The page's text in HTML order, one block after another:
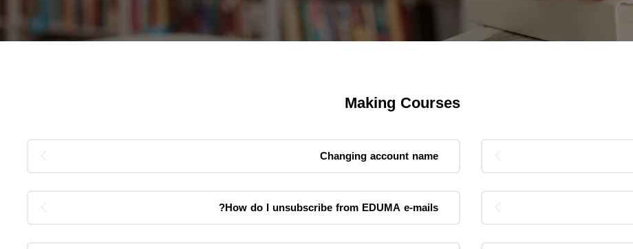
Making Courses
Changing account name
How do I unsubscribe from EDUMA e-mails?